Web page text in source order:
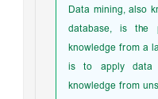
Data mining, also
database, is the
knowledge from a
is to apply data
knowledge from